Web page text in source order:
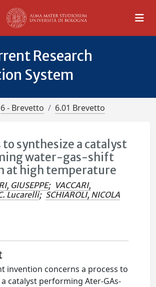
Research
System
6 - Brevetto 6.01 Brevetto
to synthesize a catalyst
water-gas-shift
at high temperature
GIUSEPPE; VACCARI,
Lucarelli; SCHIAROLI, NICOLA
invention concerns a process to
catalyst performing Ater-GAs-